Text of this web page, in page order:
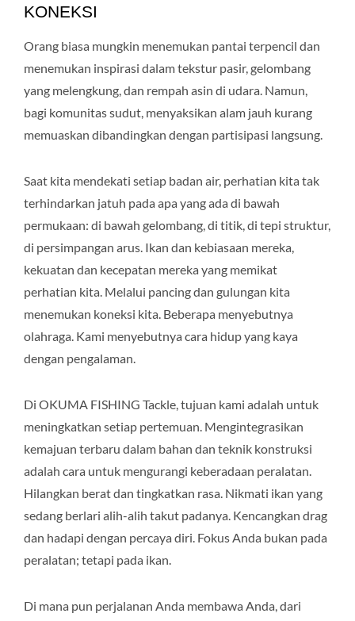
KONEKSI
Orang biasa mungkin menemukan pantai terpencil dan
menemukan inspirasi dalam tekstur pasir, gelombang
yang melengkung, dan rempah asin di udara. Namun,
bagi komunitas sudut, menyaksikan alam jauh kurang
memuaskan dibandingkan dengan partisipasi langsung.
Saat kita mendekati setiap badan air, perhatian kita tak
terhindarkan jatuh pada apa yang ada di bawah
permukaan: di bawah gelombang, di titik, di tepi struktur,
di persimpangan arus. Ikan dan kebiasaan mereka,
kekuatan dan kecepatan mereka yang memikat
perhatian kita. Melalui pancing dan gulungan kita
menemukan koneksi kita. Beberapa menyebutnya
olahraga. Kami menyebutnya cara hidup yang kaya
dengan pengalaman.
Di OKUMA FISHING Tackle, tujuan kami adalah untuk
meningkatkan setiap pertemuan. Mengintegrasikan
kemajuan terbaru dalam bahan dan teknik konstruksi
adalah cara untuk mengurangi keberadaan peralatan.
Hilangkan berat dan tingkatkan rasa. Nikmati ikan yang
sedang berlari alih-alih takut padanya. Kencangkan drag
dan hadapi dengan percaya diri. Fokus Anda bukan pada
peralatan; tetapi pada ikan.
Di mana pun perjalanan Anda membawa Anda, dari